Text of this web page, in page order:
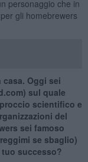
personaggio che in
gli homebrewers
casa. Oggi sei
sul quale
scientifico e
del
sei famoso
se sbaglio)
successo?